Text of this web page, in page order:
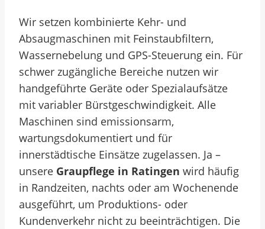
Wir setzen kombinierte Kehr- und
Absaugmaschinen mit Feinstaubfiltern,
Wassernebelung und GPS-Steuerung ein. Für
schwer zugängliche Bereiche nutzen wir
handgeführte Geräte oder Spezialaufsätze
mit variabler Bürstgeschwindigkeit. Alle
Maschinen sind emissionsarm,
wartungsdokumentiert und für
innerstädtische Einsätze zugelassen. Ja –
unsere Graupflege in Ratingen wird häufig
in Randzeiten, nachts oder am Wochenende
ausgeführt, um Produktions- oder
Kundenverkehr nicht zu beeinträchtigen. Die